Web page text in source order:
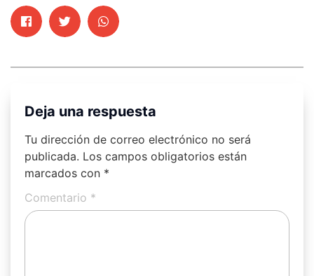
Deja una respuesta
Tu dirección de correo electrónico no será
publicada. Los campos obligatorios están
marcados con *
Comentario *